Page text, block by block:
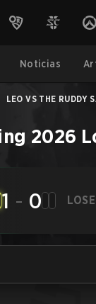
Noticias
LEO VS THE RUDDY
2026
1 - 0 LOSE